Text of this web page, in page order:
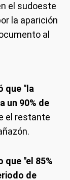
el sudoeste
la aparición
al
que "la
un 90% de
el restante
que "el 85%
de